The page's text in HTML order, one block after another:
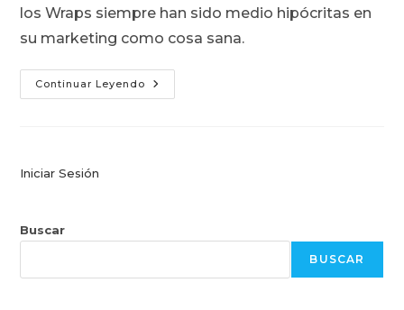
los Wraps siempre han sido medio hipócritas en
su marketing como cosa sana.
Continuar Leyendo Wraps
Hechos
Iniciar Sesión
Buscar
BUSCAR